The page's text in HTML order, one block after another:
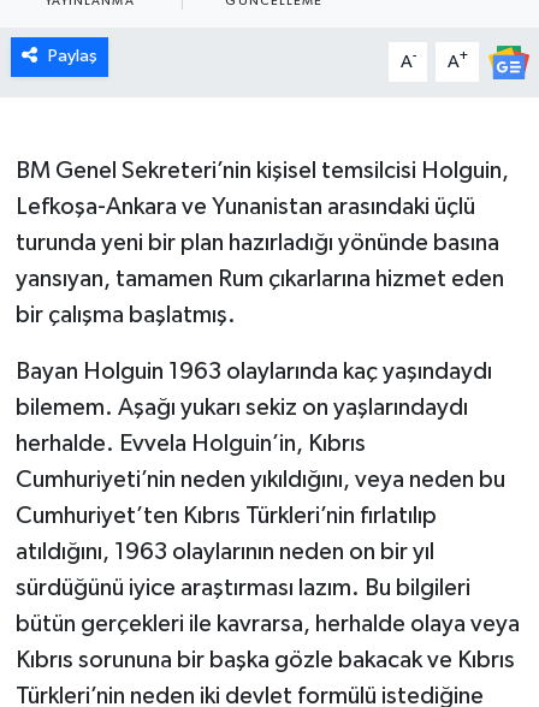
Paylaş A- A+
BM Genel Sekreteri’nin kişisel temsilcisi Holguin,
Lefkoşa-Ankara ve Yunanistan arasındaki üçlü
turunda yeni bir plan hazırladığı yönünde basına
yansıyan, tamamen Rum çıkarlarına hizmet eden
bir çalışma başlatmış.
Bayan Holguin 1963 olaylarında kaç yaşındaydı
bilemem. Aşağı yukarı sekiz on yaşlarındaydı
herhalde. Evvela Holguin’in, Kıbrıs
Cumhuriyeti’nin neden yıkıldığını, veya neden bu
Cumhuriyet’ten Kıbrıs Türkleri’nin fırlatılıp
atıldığını, 1963 olaylarının neden on bir yıl
sürdüğünü iyice araştırması lazım. Bu bilgileri
bütün gerçekleri ile kavrarsa, herhalde olaya veya
Kıbrıs sorununa bir başka gözle bakacak ve Kıbrıs
Türkleri’nin neden iki devlet formülü istediğine